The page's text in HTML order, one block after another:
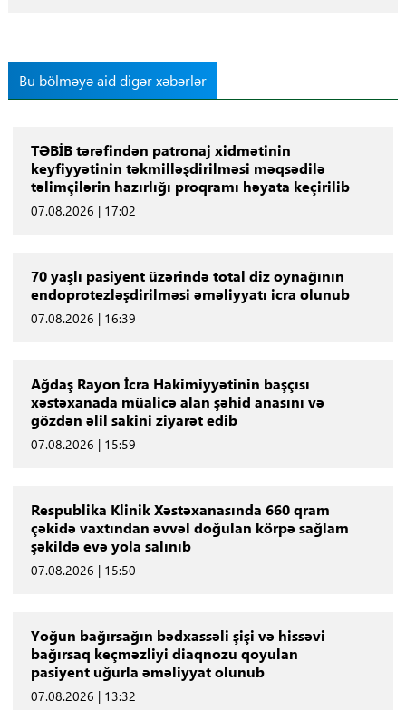
Bu bölməyə aid digər xəbərlər
TƏBİB tərəfindən patronaj xidmətinin
keyfiyyətinin təkmilləşdirilməsi məqsədilə
təlimçilərin hazırlığı proqramı həyata keçirilib
07.08.2026 | 17:02
70 yaşlı pasiyent üzərində total diz oynağının
endoprotezləşdirilməsi əməliyyatı icra olunub
07.08.2026 | 16:39
Ağdaş Rayon İcra Hakimiyyətinin başçısı
xəstəxanada müalicə alan şəhid anasını və
gözdən əlil sakini ziyarət edib
07.08.2026 | 15:59
Respublika Klinik Xəstəxanasında 660 qram
çəkidə vaxtından əvvəl doğulan körpə sağlam
şəkildə evə yola salınıb
07.08.2026 | 15:50
Yoğun bağırsağın bədxassəli şişi və hissəvi
bağırsaq keçməzliyi diaqnozu qoyulan
pasiyent uğurla əməliyyat olunub
07.08.2026 | 13:32